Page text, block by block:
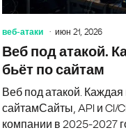
веб-атаки июн 21, 2026
Веб под атакой.
бьёт по сайтам
Веб под атакой. Каждая
сайтамСайты, API и CI/
компании в 2025-2027